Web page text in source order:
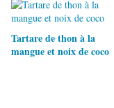
Tartare de thon à la
mangue et noix de coco